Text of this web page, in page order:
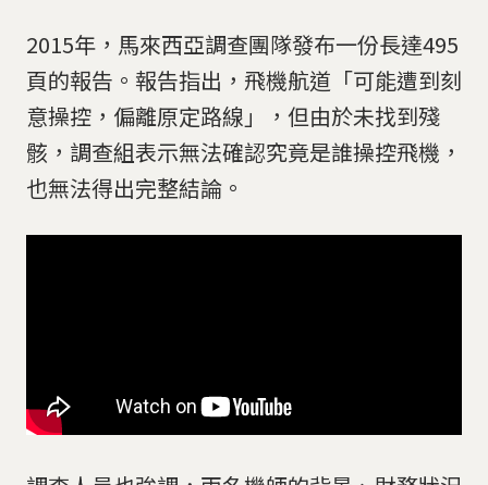
2015年，馬來西亞調查團隊發布一份長達495
頁的報告。報告指出，飛機航道「可能遭到刻
意操控，偏離原定路線」，但由於未找到殘
骸，調查組表示無法確認究竟是誰操控飛機，
也無法得出完整結論。